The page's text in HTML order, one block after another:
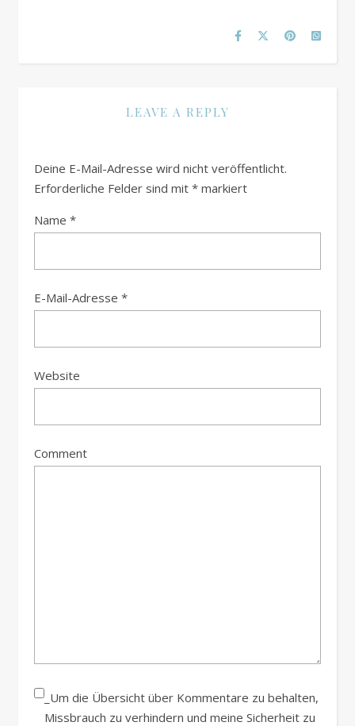
LEAVE A REPLY
Deine E-Mail-Adresse wird nicht veröffentlicht.
Erforderliche Felder sind mit * markiert
Name *
E-Mail-Adresse *
Website
Comment
_Um die Übersicht über Kommentare zu behalten,
Missbrauch zu verhindern und meine Sicherheit zu